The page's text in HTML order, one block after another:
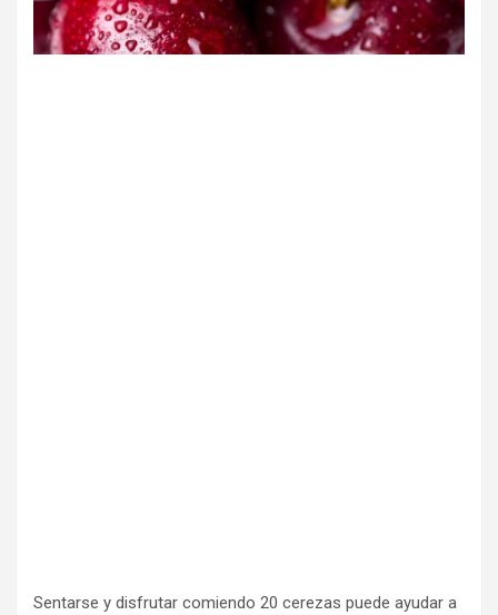
Sentarse y disfrutar comiendo 20 cerezas puede ayudar a